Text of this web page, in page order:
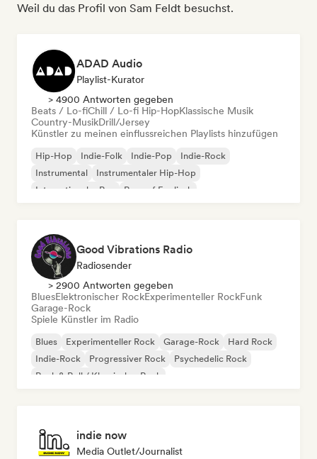
Weil du das Profil von Sam Feldt besuchst.
ADAD Audio
Playlist-Kurator
> 4900 Antworten gegeben
Beats / Lo-fiChill / Lo-fi Hip-HopKlassische Musik
Country-MusikDrill/Jersey
Künstler zu meinen einflussreichen Playlists hinzufügen
Hip-Hop Indie-Folk Indie-Pop
Indie-Rock
Instrumental
Instrumentaler Hip-Hop
Internationaler Rap
Rap auf Englisch
Good Vibrations Radio
Radiosender
> 2900 Antworten gegeben
BluesElektronischer RockExperimenteller RockFunk
Garage-Rock
Spiele Künstler im Radio
Blues Experimenteller Rock Garage-Rock
Hard Rock
Indie-Rock
Progressiver Rock
Psychedelic Rock
Rock & Roll / Klassischer Rock
indie now
Media Outlet/Journalist